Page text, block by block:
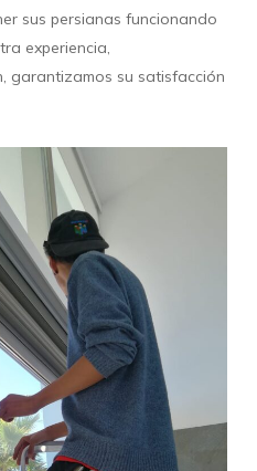
sus persianas funcionando
experiencia,
garantizamos su satisfacción